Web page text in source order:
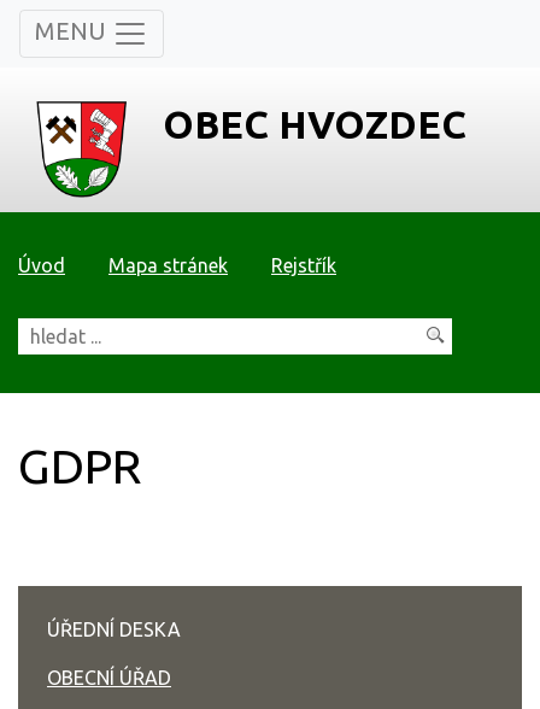
MENU
OBEC HVOZDEC
Úvod Mapa stránek Rejstřík
GDPR
ÚŘEDNÍ DESKA
OBECNÍ ÚŘAD